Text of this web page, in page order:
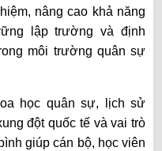
nâng cao khả năng
lập trường và định
môi trường quân sự
học quân sự, lịch sử
đột quốc tế và vai trò
giúp cán bộ, học viên